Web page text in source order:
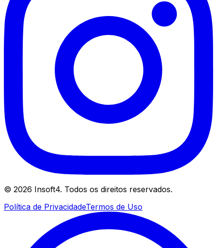
© 2026 Insoft4. Todos os direitos reservados.
Política de PrivacidadeTermos de Uso